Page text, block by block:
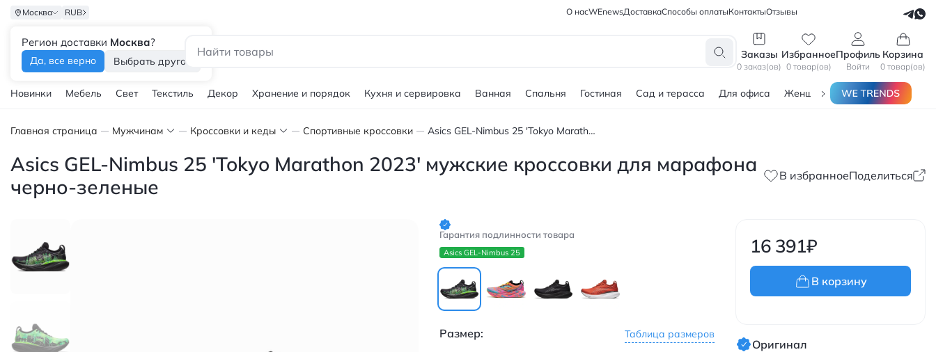
Москва
Регион доставки Москва?
Да, все верно Выбрать другой
RUB О насWEnewsДоставкаСпособы оплатыКонтактыОтзывы
Заказы
0 заказ(ов)
Избранное
0 товар(ов)
Профиль
Войти
Корзина
0 товар(ов)
Новинки Мебель Свет Текстиль Декор Хранение и порядок Кухня и сервировка Ванная Спальня Гостиная Сад и терасса Для офиса Женщинам Мужчинам
Главная страница Мужчинам Кроссовки и кеды Спортивные кроссовки Asics GEL-Nimbus 25 'Tokyo Marathon 2023' мужские кроссовки для марафона черно-зеленые
Asics GEL-Nimbus 25 'Tokyo Marathon 2023' мужские кроссовки для марафона
черно-зеленые
В избранноеПоделиться
Гарантия подлинности товара
Asics GEL-Nimbus 25
Размер: Таблица размеров
16 391₽
В корзину
Оригинал